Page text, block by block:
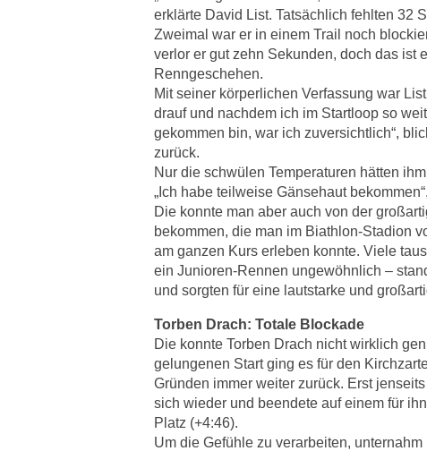
erklärte David List. Tatsächlich fehlten 32
Zweimal war er in einem Trail noch
verlor er gut zehn Sekunden, doch das ist
Renngeschehen.
Mit seiner körperlichen Verfassung war
drauf und nachdem ich im Startloop so
gekommen bin, war ich zuversichtlich“,
zurück.
Nur die schwülen Temperaturen hätten
„Ich habe teilweise Gänsehaut
Die konnte man aber auch von der
bekommen, die man im Biathlon-Stadion
am ganzen Kurs erleben konnte. Viele
ein Junioren-Rennen ungewöhnlich –
und sorgten für eine lautstarke und
Torben Drach: Totale Blockade
Die konnte Torben Drach nicht wirklich
gelungenen Start ging es für den
Gründen immer weiter zurück. Erst
sich wieder und beendete auf einem für
Platz (+4:46).
Um die Gefühle zu verarbeiten,